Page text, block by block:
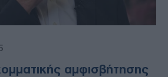
αμφισβήτησης